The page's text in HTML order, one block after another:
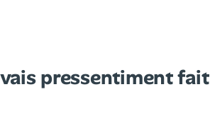
pressentiment